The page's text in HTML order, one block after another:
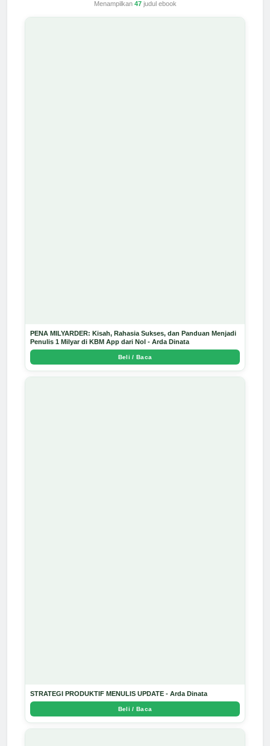
Menampilkan 47judul ebook
PENA MILYARDER: Kisah, Rahasia Sukses, dan Panduan Menjadi
Penulis 1 Milyar di KBM App dari Nol - Arda Dinata
Beli / Baca
STRATEGI PRODUKTIF MENULIS UPDATE - Arda Dinata
Beli / Baca